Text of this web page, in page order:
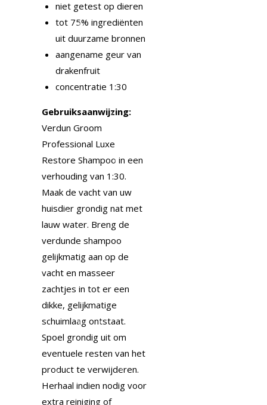
niet getest op dieren
tot 75% ingrediënten
uit duurzame bronnen
aangename geur van
drakenfruit
concentratie 1:30
Gebruiksaanwijzing:
Verdun Groom
Professional Luxe
Restore Shampoo in een
verhouding van 1:30.
Maak de vacht van uw
huisdier grondig nat met
lauw water. Breng de
verdunde shampoo
gelijkmatig aan op de
vacht en masseer
zachtjes in tot er een
dikke, gelijkmatige
schuimlaag ontstaat.
Spoel grondig uit om
eventuele resten van het
product te verwijderen.
Herhaal indien nodig voor
extra reiniging of